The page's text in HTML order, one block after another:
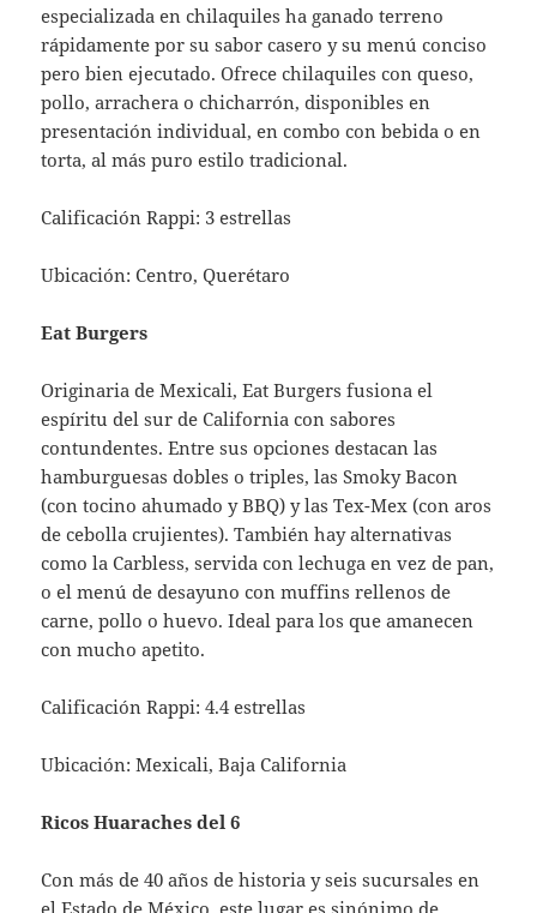
especializada en chilaquiles ha ganado terreno
rápidamente por su sabor casero y su menú conciso
pero bien ejecutado. Ofrece chilaquiles con queso,
pollo, arrachera o chicharrón, disponibles en
presentación individual, en combo con bebida o en
torta, al más puro estilo tradicional.
Calificación Rappi: 3 estrellas
Ubicación: Centro, Querétaro
Eat Burgers
Originaria de Mexicali, Eat Burgers fusiona el
espíritu del sur de California con sabores
contundentes. Entre sus opciones destacan las
hamburguesas dobles o triples, las Smoky Bacon
(con tocino ahumado y BBQ) y las Tex-Mex (con aros
de cebolla crujientes). También hay alternativas
como la Carbless, servida con lechuga en vez de pan,
o el menú de desayuno con muffins rellenos de
carne, pollo o huevo. Ideal para los que amanecen
con mucho apetito.
Calificación Rappi: 4.4 estrellas
Ubicación: Mexicali, Baja California
Ricos Huaraches del 6
Con más de 40 años de historia y seis sucursales en
el Estado de México, este lugar es sinónimo de